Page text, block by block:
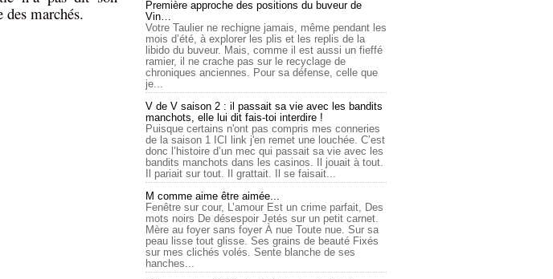
marchés.
Première approche des positions du buveur de
Vin…
Votre Taulier ne rechigne jamais, même pendant les
mois d’été, à explorer les plis et les replis de la
libido du buveur. Mais, comme il est aussi un fieffé
ramier, il ne crache pas sur le recyclage de
chroniques anciennes. Pour sa défense, celle que
je...
V de V saison 2 : il passait sa vie avec les bandits
manchots, elle lui dit fais-toi interdire !
Puisque certains n'ont pas compris mes conneries
de la saison 1 ICI link j'en remet une louchée. C’est
donc l’histoire d’un mec qui passait sa vie avec les
bandits manchots dans les casinos. Il jouait à tout.
Il pariait sur tout. Il grattait. Il se faisait...
M comme aime être aimée...
Fenêtre sur cour, L’amour Est un crime parfait, Des
mots noirs De désespoir Jetés sur un petit carnet.
Mère au foyer sans foyer À nue Toute nue. Sur sa
peau lisse tout glisse. Ses grains de beauté Fixés
sur mes clichés volés. Sente blanche de ses
hanches...